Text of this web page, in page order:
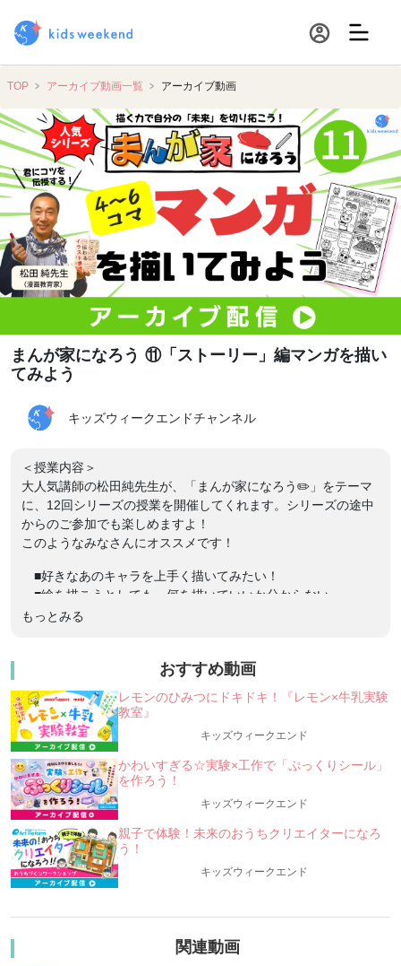
TOP アーカイブ動画一覧 アーカイブ動画
まんが家になろう ⑪「ストーリー」編マンガを描い
てみよう
キッズウィークエンドチャンネル
＜授業内容＞
大人気講師の松田純先生が、「まんが家になろう✏️」をテーマ
に、12回シリーズの授業を開催してくれます。シリーズの途中
からのご参加でも楽しめますよ！
このようなみなさんにオススメです！
■好きなあのキャラを上手く描いてみたい！
■絵を描こうとしても、何を描いていいか分からない
■自分のまんがを作りたい！
ついに、シリーズ授業も最終回まであと２回！シナリオ（ネー
ム）が描けるようになったら、次は、いよいよ４〜６コマの
「マンガ」制作だ！これまで伝授したコツを思い出しながら、
マンガを描いてみよう！
◎授業：『まんが家になろう ⑪「ストーリー」編！マンガを描
いてみよう！』
◎対象：小学生～大人（推奨：小学校中学年。小さなお子さん
は保護者の方が適宜お手伝いください）
◎講師：松田純先生（まんが教育家）
＜シリーズ授業の予定＞
①：キャラクターの作り方 基礎編 線と形でキャラを描く
②：キャラクターの作り方 応用編 描けるキャラを組み合わ
もっとみる
おすすめ動画
レモンのひみつにドキドキ！『レモン×牛乳実験
教室』
キッズウィークエンド
かわいすぎる☆実験×工作で「ぷっくりシール」
を作ろう！
キッズウィークエンド
親子で体験！未来のおうちクリエイターになろ
う！
キッズウィークエンド
関連動画